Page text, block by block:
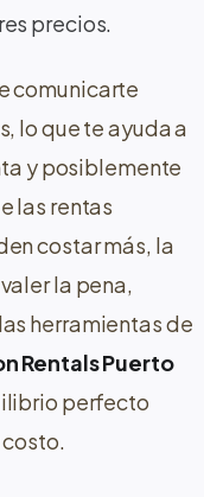
precios.
comunicarte
lo que te ayuda a
y posiblemente
las rentas
costar más, la
la pena,
herramientas de
Rentals Puerto
perfecto